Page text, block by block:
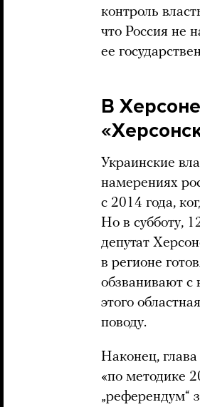
контроль
что Россия не
ее
В
Украинские
намерениях
с 2014 года,
Но в субботу,
депутат
в регионе
обзванивают с
этого
поводу.
Наконец,
«по методике
„референдум“